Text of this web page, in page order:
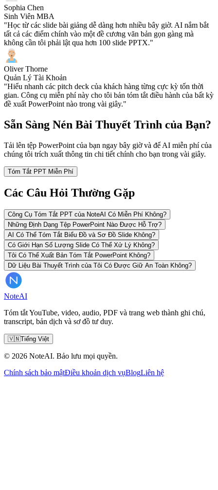
Sophia Chen
Sinh Viên MBA
"Học từ các slide bài giảng dễ dàng hơn nhiều bây giờ. AI nắm bắt
tất cả các điểm chính vào một đề cương văn bản gọn gàng mà
không cần tôi phải lật qua hơn 100 slide PPTX."
Oliver Thorne
Quản Lý Tài Khoản
"Hiểu nhanh các pitch deck của khách hàng từng cực kỳ tốn thời
gian. Công cụ miễn phí này cho tôi bản tóm tắt điều hành của bất kỳ
đề xuất PowerPoint nào trong vài giây."
Sẵn Sàng Nén Bài Thuyết Trình của Bạn?
Tải lên tệp PowerPoint của bạn ngay bây giờ và để AI miễn phí của
chúng tôi trích xuất thông tin chi tiết chính cho bạn trong vài giây.
Tóm Tắt PPT Miễn Phí
Các Câu Hỏi Thường Gặp
Công Cụ Tóm Tắt PPT của NoteAI Có Miễn Phí Không?
Những Định Dạng Tệp PowerPoint Nào Được Hỗ Trợ?
AI Có Thể Tóm Tắt Biểu Đồ và Sơ Đồ Slide Không?
Có Giới Hạn Số Lượng Slide Có Thể Xử Lý Không?
Tôi Có Thể Xuất Bản Tóm Tắt PowerPoint Không?
Dữ Liệu Bài Thuyết Trình của Tôi Có Được Giữ An Toàn Không?
NoteAI
Tóm tắt YouTube, video, audio, PDF và trang web thành ghi chú,
transcript, bản dịch và sơ đồ tư duy.
🇻🇳Tiếng Việt
© 2026 NoteAI. Bảo lưu mọi quyền.
Chính sách bảo mậtĐiều khoản dịch vụBlogLiên hệ